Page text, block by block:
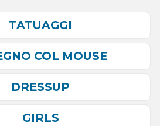
TATUAGGI
COL MOUSE
DRESSUP
GIRLS